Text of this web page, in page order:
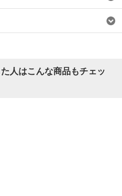
人はこんな商品もチェッ